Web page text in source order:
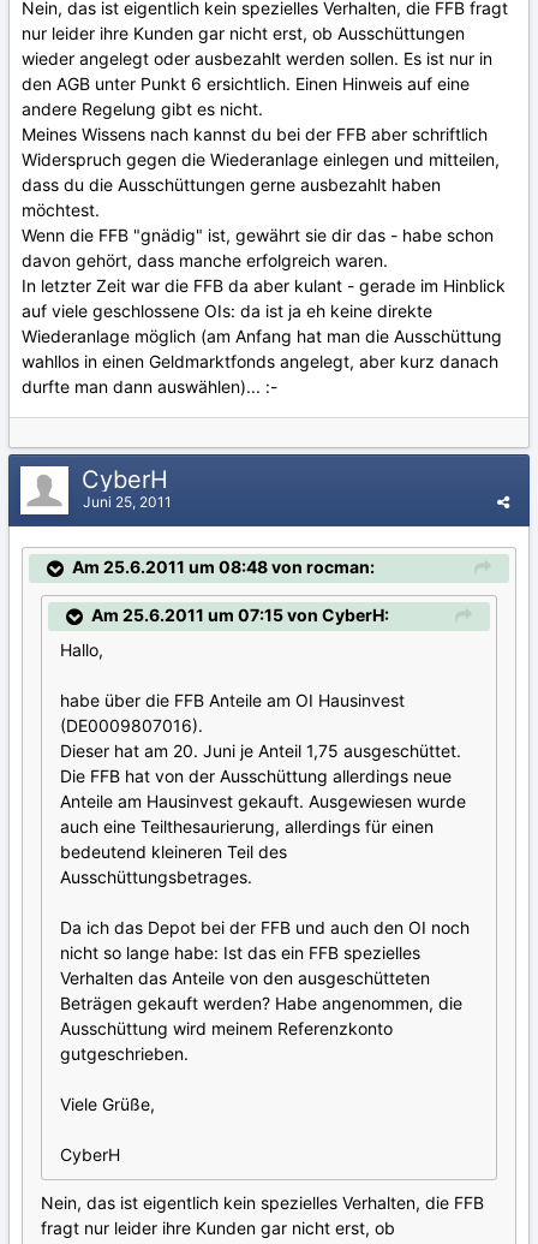
Nein, das ist eigentlich kein spezielles Verhalten, die FFB fragt
nur leider ihre Kunden gar nicht erst, ob Ausschüttungen
wieder angelegt oder ausbezahlt werden sollen. Es ist nur in
den AGB unter Punkt 6 ersichtlich. Einen Hinweis auf eine
andere Regelung gibt es nicht.
Meines Wissens nach kannst du bei der FFB aber schriftlich
Widerspruch gegen die Wiederanlage einlegen und mitteilen,
dass du die Ausschüttungen gerne ausbezahlt haben
möchtest.
Wenn die FFB "gnädig" ist, gewährt sie dir das - habe schon
davon gehört, dass manche erfolgreich waren.
In letzter Zeit war die FFB da aber kulant - gerade im Hinblick
auf viele geschlossene OIs: da ist ja eh keine direkte
Wiederanlage möglich (am Anfang hat man die Ausschüttung
wahllos in einen Geldmarktfonds angelegt, aber kurz danach
durfte man dann auswählen)... :-
CyberH
Juni 25, 2011
Am 25.6.2011 um 08:48 von rocman:
Am 25.6.2011 um 07:15 von CyberH:
Hallo,
habe über die FFB Anteile am OI Hausinvest
(DE0009807016).
Dieser hat am 20. Juni je Anteil 1,75 ausgeschüttet.
Die FFB hat von der Ausschüttung allerdings neue
Anteile am Hausinvest gekauft. Ausgewiesen wurde
auch eine Teilthesaurierung, allerdings für einen
bedeutend kleineren Teil des
Ausschüttungsbetrages.
Da ich das Depot bei der FFB und auch den OI noch
nicht so lange habe: Ist das ein FFB spezielles
Verhalten das Anteile von den ausgeschütteten
Beträgen gekauft werden? Habe angenommen, die
Ausschüttung wird meinem Referenzkonto
gutgeschrieben.
Viele Grüße,
CyberH
Nein, das ist eigentlich kein spezielles Verhalten, die FFB
fragt nur leider ihre Kunden gar nicht erst, ob